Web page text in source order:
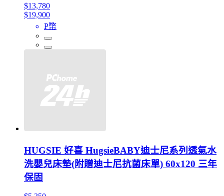
$13,780
$19,900
P幣
HUGSIE 好喜 HugsieBABY迪士尼系列透氣水
洗嬰兒床墊(附贈迪士尼抗菌床單) 60x120 三年
保固